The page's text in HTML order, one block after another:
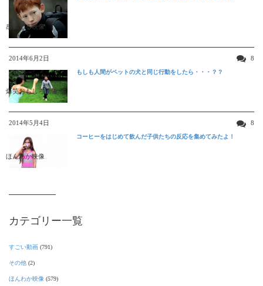
感動する映像
2014年6月2日 8
爆笑おもしろ映像
もしも人間がペットの犬と同じ行動をしたら・・・？？
2014年5月4日 8
ほんわか映像
コーヒーをはじめて飲んだ子供たちの反応を集めてみたよ！
カテゴリー一覧
すごい動画 (791)
その他 (2)
ほんわか映像 (579)